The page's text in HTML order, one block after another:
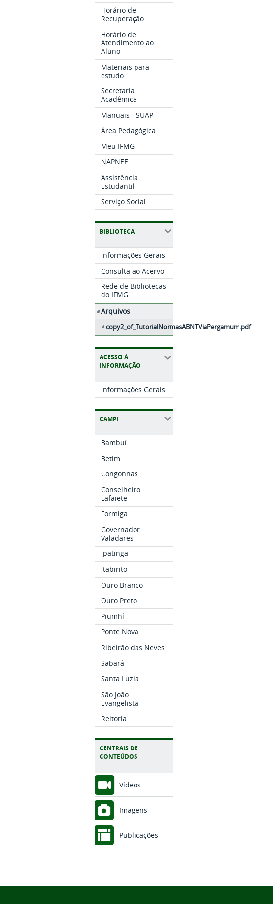
Horário de
Recuperação
Horário de
Atendimento ao
Aluno
Materiais para
estudo
Secretaria
Acadêmica
Manuais - SUAP
Área Pedagógica
Meu IFMG
NAPNEE
Assistência
Estudantil
Serviço Social
BIBLIOTECA
Informações Gerais
Consulta ao Acervo
Rede de Bibliotecas
do IFMG
Arquivos
copy2_of_TutorialNormasABNTViaPergamum.pdf
ACESSO À
INFORMAÇÃO
Informações Gerais
CAMPI
Bambuí
Betim
Congonhas
Conselheiro
Lafaiete
Formiga
Governador
Valadares
Ipatinga
Itabirito
Ouro Branco
Ouro Preto
Piumhí
Ponte Nova
Ribeirão das Neves
Sabará
Santa Luzia
São João
Evangelista
Reitoria
CENTRAIS DE
CONTEÚDOS
Vídeos
Imagens
Publicações